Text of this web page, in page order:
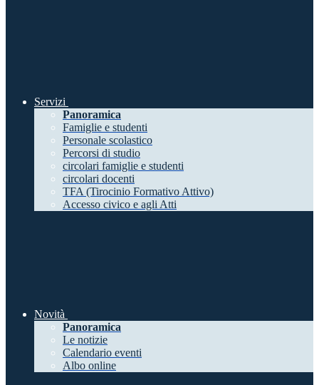
Servizi
Panoramica
Famiglie e studenti
Personale scolastico
Percorsi di studio
circolari famiglie e studenti
circolari docenti
TFA (Tirocinio Formativo Attivo)
Accesso civico e agli Atti
Novità
Panoramica
Le notizie
Calendario eventi
Albo online